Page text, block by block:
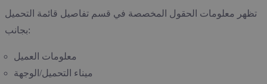
تظهر معلومات الحقول المخصصة في قسم تفاصيل قائمة التحميل
بجانب:
معلومات العميل
ميناء التحميل/الوجهة